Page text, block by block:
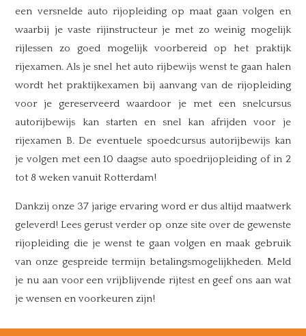
een versnelde auto rijopleiding op maat gaan volgen en
waarbij je vaste rijinstructeur je met zo weinig mogelijk
rijlessen zo goed mogelijk voorbereid op het praktijk
rijexamen. Als je snel het auto rijbewijs wenst te gaan halen
wordt het praktijkexamen bij aanvang van de rijopleiding
voor je gereserveerd waardoor je met een snelcursus
autorijbewijs kan starten en snel kan afrijden voor je
rijexamen B. De eventuele spoedcursus autorijbewijs kan
je volgen met een 10 daagse auto spoedrijopleiding of in 2
tot 8 weken vanuit Rotterdam!
Dankzij onze 37 jarige ervaring word er dus altijd maatwerk
geleverd! Lees gerust verder op onze site over de gewenste
rijopleiding die je wenst te gaan volgen en maak gebruik
van onze gespreide termijn betalingsmogelijkheden. Meld
je nu aan voor een vrijblijvende rijtest en geef ons aan wat
je wensen en voorkeuren zijn!